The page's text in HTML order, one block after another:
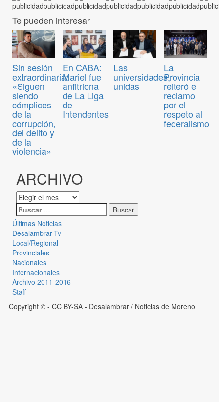
Te pueden interesar
Sin sesión
extraordinaria:
«Siguen
siendo
cómplices
de la
corrupción,
del delito y
de la
violencia»
En CABA:
Mariel fue
anfitriona
de La Liga
de
Intendentes
Las
universidades,
unidas
La
Provincia
reiteró el
reclamo
por el
respeto al
federalismo
ARCHIVO
Últimas Noticias
Desalambrar-Tv
Local/Regional
Provinciales
Nacionales
Internacionales
Archivo 2011-2016
Staff
Copyright © - CC BY-SA - Desalambrar / Noticias de Moreno